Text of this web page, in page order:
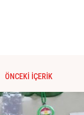
ÖNCEKI İÇERIK